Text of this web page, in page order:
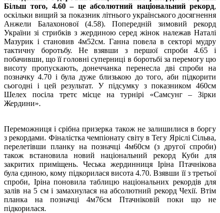
Більш того, 4.60 – це абсолютний національний рекорд,
оскільки вищий за показник літнього українського досягнення
Анжели Балахонової (4.58). Попередній зимовий рекорд
України зі стрибків з жердиною серед жінок належав Наталі
Мазурик і становив 4м52см. Ганна повела в секторі мудру
тактичну боротьбу. Не взявши з першої спроби 4.65 і
побачивши, що її головні суперниці в боротьбі за перемогу цю
висоту пропускають, донеччанка перенесла дві спроби на
позначку 4.70 і була дуже близькою до того, аби підкорити
сьогодні і цей результат. У підсумку з показником 460см
Шелех посіла третє місце на турнірі «Самсунг – Зірки
Жердини».
Переможниця і срібна призерка також не залишилися в боргу
з рекордами. Фіналістка чемпіонату світу в Тегу Яріслі Сільва,
перелетівши планку на позначці 4м60см (з другої спроби)
також встановила новий національний рекорд Куби для
закритих приміщень. Чеська жердинниця Іріна Птачнікова
була єдиною, кому підкорилася висота 4.70. Взявши її з третьої
спроби, Іріна поновила таблицю національних рекордів для
залів на 5 см і замахнулася на абсолютний рекорд Чехії. Втім
планка на позначці 4м76см Птачніковій поки що не
підкорилася.